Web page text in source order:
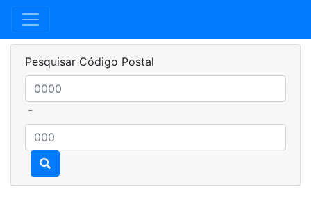
Pesquisar Código Postal
-